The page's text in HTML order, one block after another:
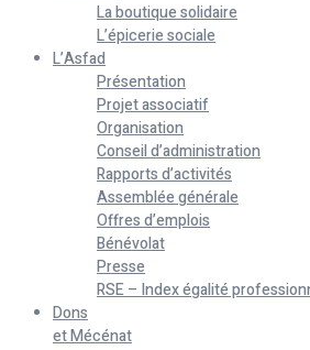
La boutique solidaire
L’épicerie sociale
L’Asfad
Présentation
Projet associatif
Organisation
Conseil d’administration
Rapports d’activités
Assemblée générale
Offres d’emplois
Bénévolat
Presse
RSE – Index égalité
Dons
et Mécénat